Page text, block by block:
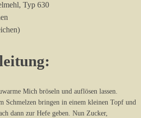
Typ 630
Mich bröseln und auflösen lassen.
Schmelzen bringen in einem kleinen Topf und
dann zur Hefe geben. Nun Zucker,